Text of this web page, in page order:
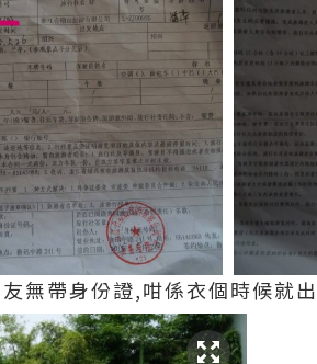
無帶身份證,咁係衣個時候就